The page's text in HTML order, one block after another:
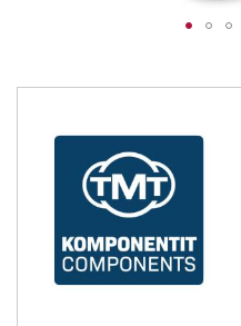
bildgalleriet